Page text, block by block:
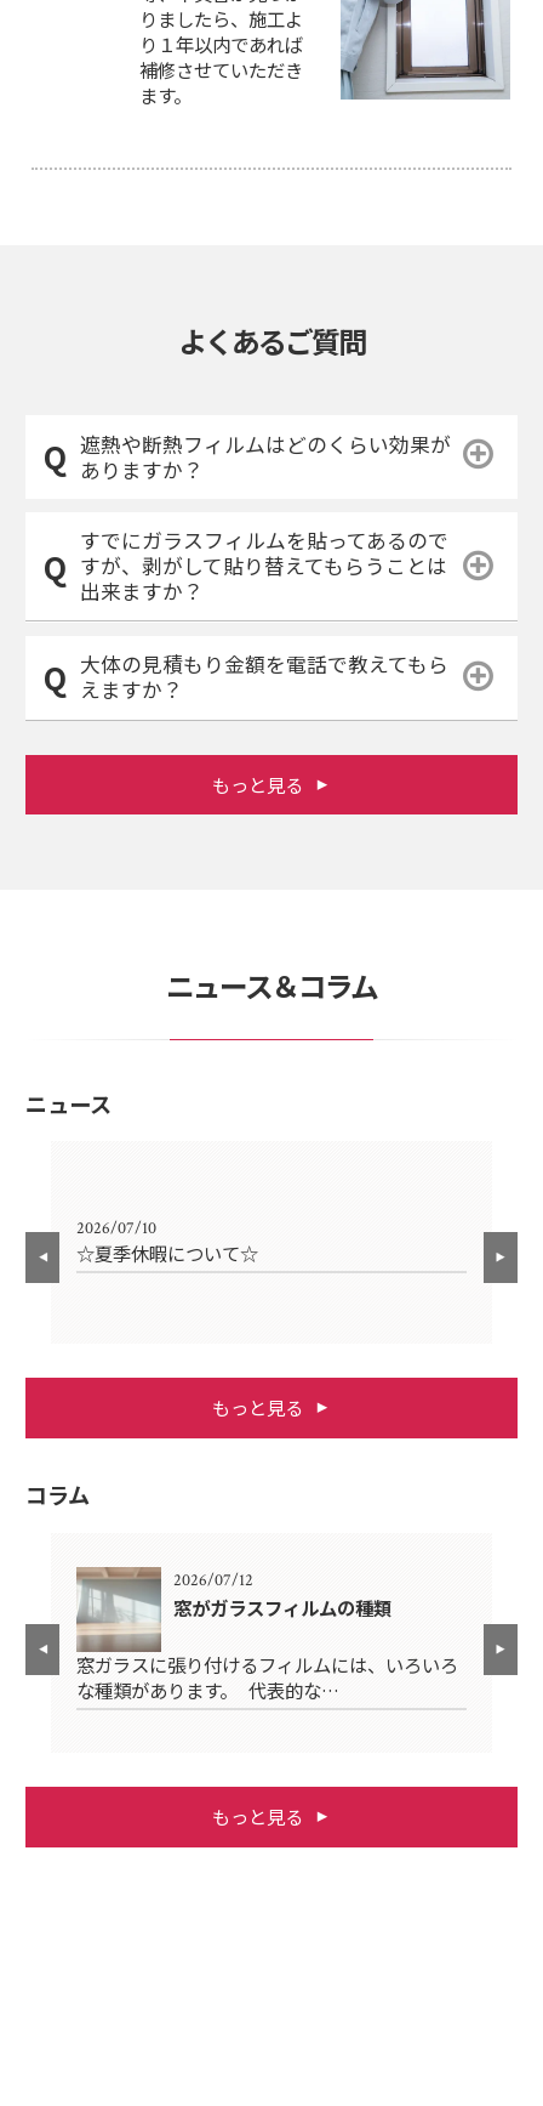
りましたら、施工よ
り１年以内であれば
補修させていただき
ます。
よくあるご質問
遮熱や断熱フィルムはどのくらい効果が
ありますか？
すでにガラスフィルムを貼ってあるので
すが、剥がして貼り替えてもらうことは
出来ますか？
大体の見積もり金額を電話で教えてもら
えますか？
もっと見る
ニュース＆コラム
ニュース
2026/07/10
☆夏季休暇について☆
もっと見る
コラム
2026/07/12
窓がガラスフィルムの種類
窓ガラスに張り付けるフィルムには、いろいろ
な種類があります。 代表的な…
もっと見る